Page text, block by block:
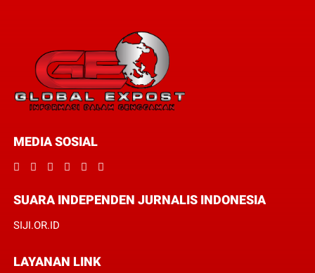
MEDIA SOSIAL
SUARA INDEPENDEN JURNALIS INDONESIA
SIJI.OR.ID
LAYANAN LINK